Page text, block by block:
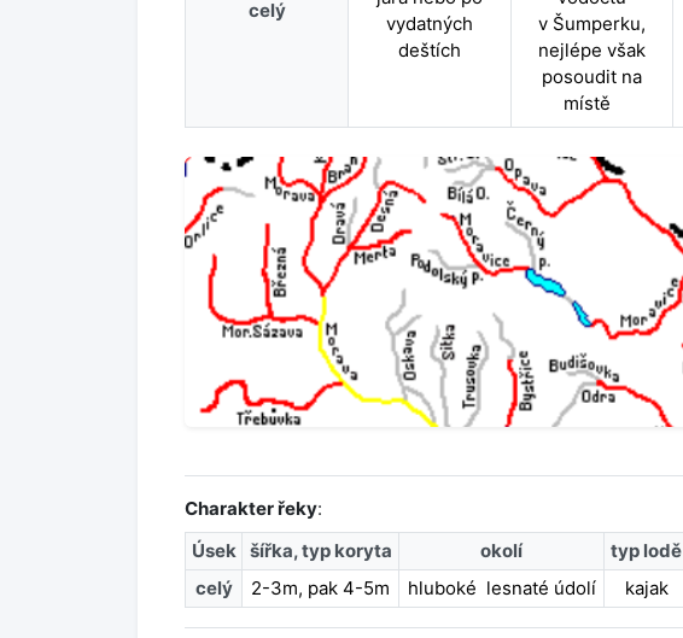
celý
vydatných
deštích
v Šumperku,
nejlépe však
posoudit na
místě
Charakter řeky:
Úsek
šířka, typ koryta okolí typ lodě
celý
2-3m, pak 4-5m hluboké lesnaté údolí kajak